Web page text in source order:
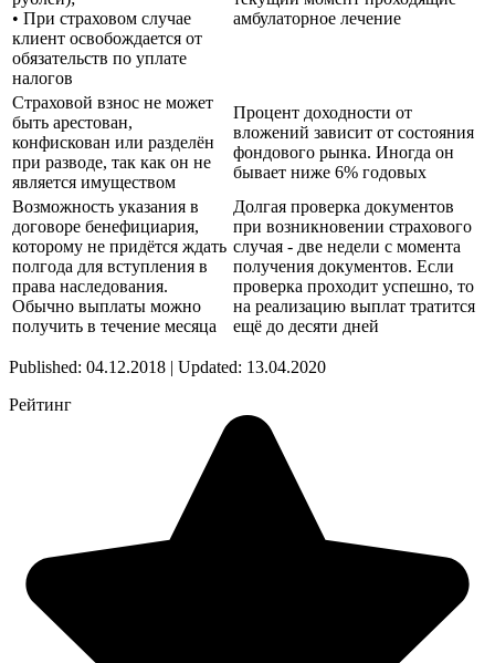
• При страховом случае
клиент освобождается от
обязательств по уплате
налогов
амбулаторное лечение
Страховой взнос не может
быть арестован,
конфискован или разделён
при разводе, так как он не
является имуществом
Процент доходности от
вложений зависит от состояния
фондового рынка. Иногда он
бывает ниже 6% годовых
Возможность указания в
договоре бенефициария,
которому не придётся ждать
полгода для вступления в
права наследования.
Обычно выплаты можно
получить в течение месяца
Долгая проверка документов
при возникновении страхового
случая - две недели с момента
получения документов. Если
проверка проходит успешно, то
на реализацию выплат тратится
ещё до десяти дней
Published: 04.12.2018 | Updated: 13.04.2020
Рейтинг